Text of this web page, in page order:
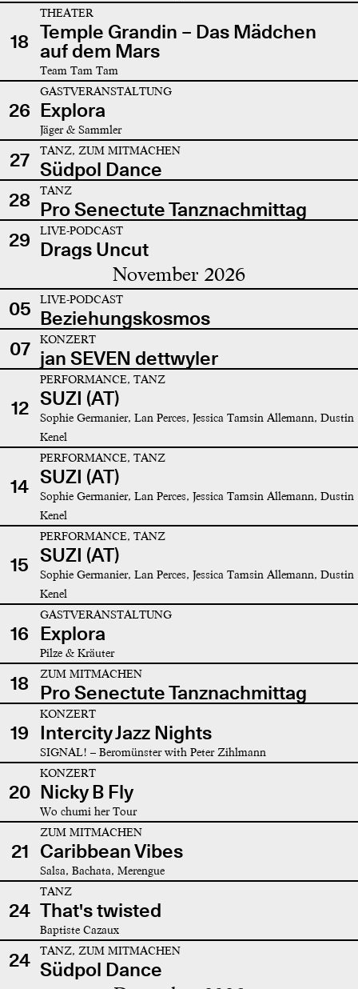
18
THEATER
Temple Grandin – Das Mädchen
auf dem Mars
Team Tam Tam
26
GASTVERANSTALTUNG
Explora
Jäger & Sammler
27 TANZ, ZUM MITMACHEN
Südpol Dance
28
TANZ
Pro Senectute Tanznachmittag
29
LIVE-PODCAST
Drags Uncut
November 2026
05 LIVE-PODCAST
Beziehungskosmos
07
KONZERT
jan SEVEN dettwyler
12
PERFORMANCE, TANZ
SUZI (AT)
Sophie Germanier, Lan Perces, Jessica Tamsin Allemann, Dustin
Kenel
14
PERFORMANCE, TANZ
SUZI (AT)
Sophie Germanier, Lan Perces, Jessica Tamsin Allemann, Dustin
Kenel
15
PERFORMANCE, TANZ
SUZI (AT)
Sophie Germanier, Lan Perces, Jessica Tamsin Allemann, Dustin
Kenel
16
GASTVERANSTALTUNG
Explora
Pilze & Kräuter
18 ZUM MITMACHEN
Pro Senectute Tanznachmittag
19
KONZERT
Intercity Jazz Nights
SIGNAL! – Beromünster with Peter Zihlmann
20
KONZERT
Nicky B Fly
Wo chumi her Tour
21
ZUM MITMACHEN
Caribbean Vibes
Salsa, Bachata, Merengue
24
TANZ
That's twisted
Baptiste Cazaux
24 TANZ, ZUM MITMACHEN
Südpol Dance